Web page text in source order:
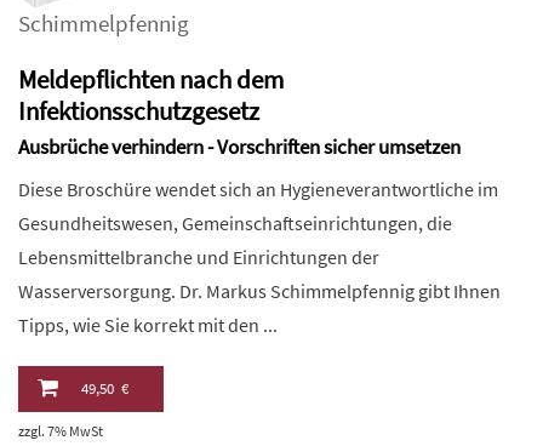
Schimmelpfennig
Meldepflichten nach dem
Infektionsschutzgesetz
Ausbrüche verhindern - Vorschriften sicher umsetzen
Diese Broschüre wendet sich an Hygieneverantwortliche im
Gesundheitswesen, Gemeinschaftseinrichtungen, die
Lebensmittelbranche und Einrichtungen der
Wasserversorgung. Dr. Markus Schimmelpfennig gibt Ihnen
Tipps, wie Sie korrekt mit den ...
49,50 €
zzgl. 7% MwSt